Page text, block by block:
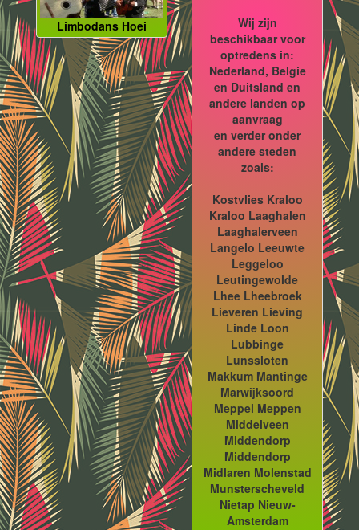
Limbodans Hoei
Wij zijn
beschikbaar voor
optredens in:
Nederland, Belgie
en Duitsland en
andere landen op
aanvraag
en verder onder
andere steden
zoals:
Kostvlies Kraloo
Kraloo Laaghalen
Laaghalerveen
Langelo Leeuwte
Leggeloo
Leutingewolde
Lhee Lheebroek
Lieveren Lieving
Linde Loon
Lubbinge
Lunssloten
Makkum Mantinge
Marwijksoord
Meppel Meppen
Middelveen
Middendorp
Middendorp
Midlaren Molenstad
Munsterscheveld
Nietap Nieuw-
Amsterdam